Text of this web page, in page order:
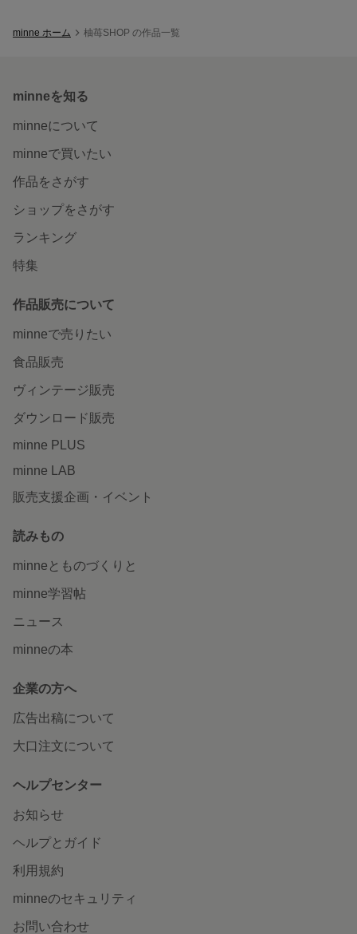
minne ホーム 柚苺SHOP の作品一覧
minneを知る
minneについて
minneで買いたい
作品をさがす
ショップをさがす
ランキング
特集
作品販売について
minneで売りたい
食品販売
ヴィンテージ販売
ダウンロード販売
minne PLUS
minne LAB
販売支援企画・イベント
読みもの
minneとものづくりと
minne学習帖
ニュース
minneの本
企業の方へ
広告出稿について
大口注文について
ヘルプセンター
お知らせ
ヘルプとガイド
利用規約
minneのセキュリティ
お問い合わせ